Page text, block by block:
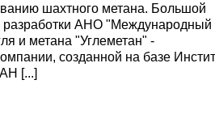
шахтного метана. Большой
разработки АНО "Международный
и метана "Углеметан" -
созданной на базе
[...]